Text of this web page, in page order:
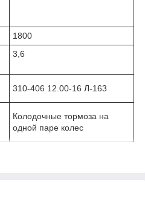
1800
3,6
310-406 12.00-16 Л-163
Колодочные тормоза на
одной паре колес